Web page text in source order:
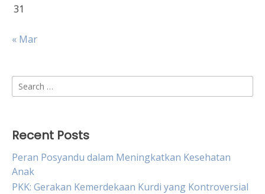
31
« Mar
Search
for:
Recent Posts
Peran Posyandu dalam Meningkatkan Kesehatan
Anak
PKK: Gerakan Kemerdekaan Kurdi yang Kontroversial